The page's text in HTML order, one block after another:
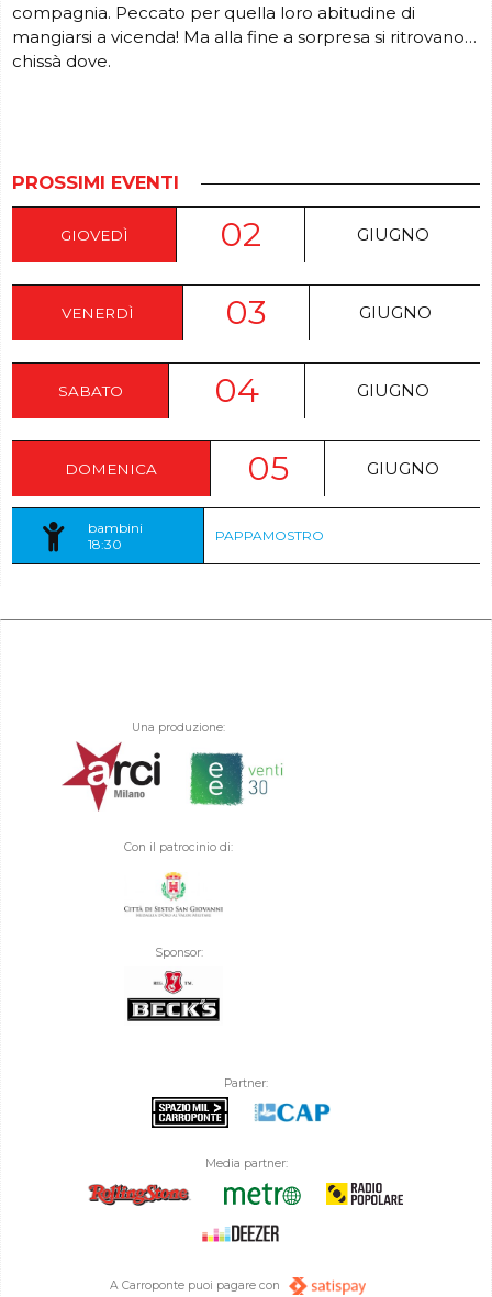
compagnia. Peccato per quella loro abitudine di
mangiarsi a vicenda! Ma alla fine a sorpresa si ritrovano…
chissà dove.
PROSSIMI EVENTI
GIOVEDÌ 02 GIUGNO
VENERDÌ 03 GIUGNO
SABATO 04 GIUGNO
DOMENICA 05 GIUGNO
bambini
18:30
PAPPAMOSTRO
Una produzione:
Con il patrocinio di:
Sponsor:
Partner:
Media partner:
A Carroponte puoi pagare con